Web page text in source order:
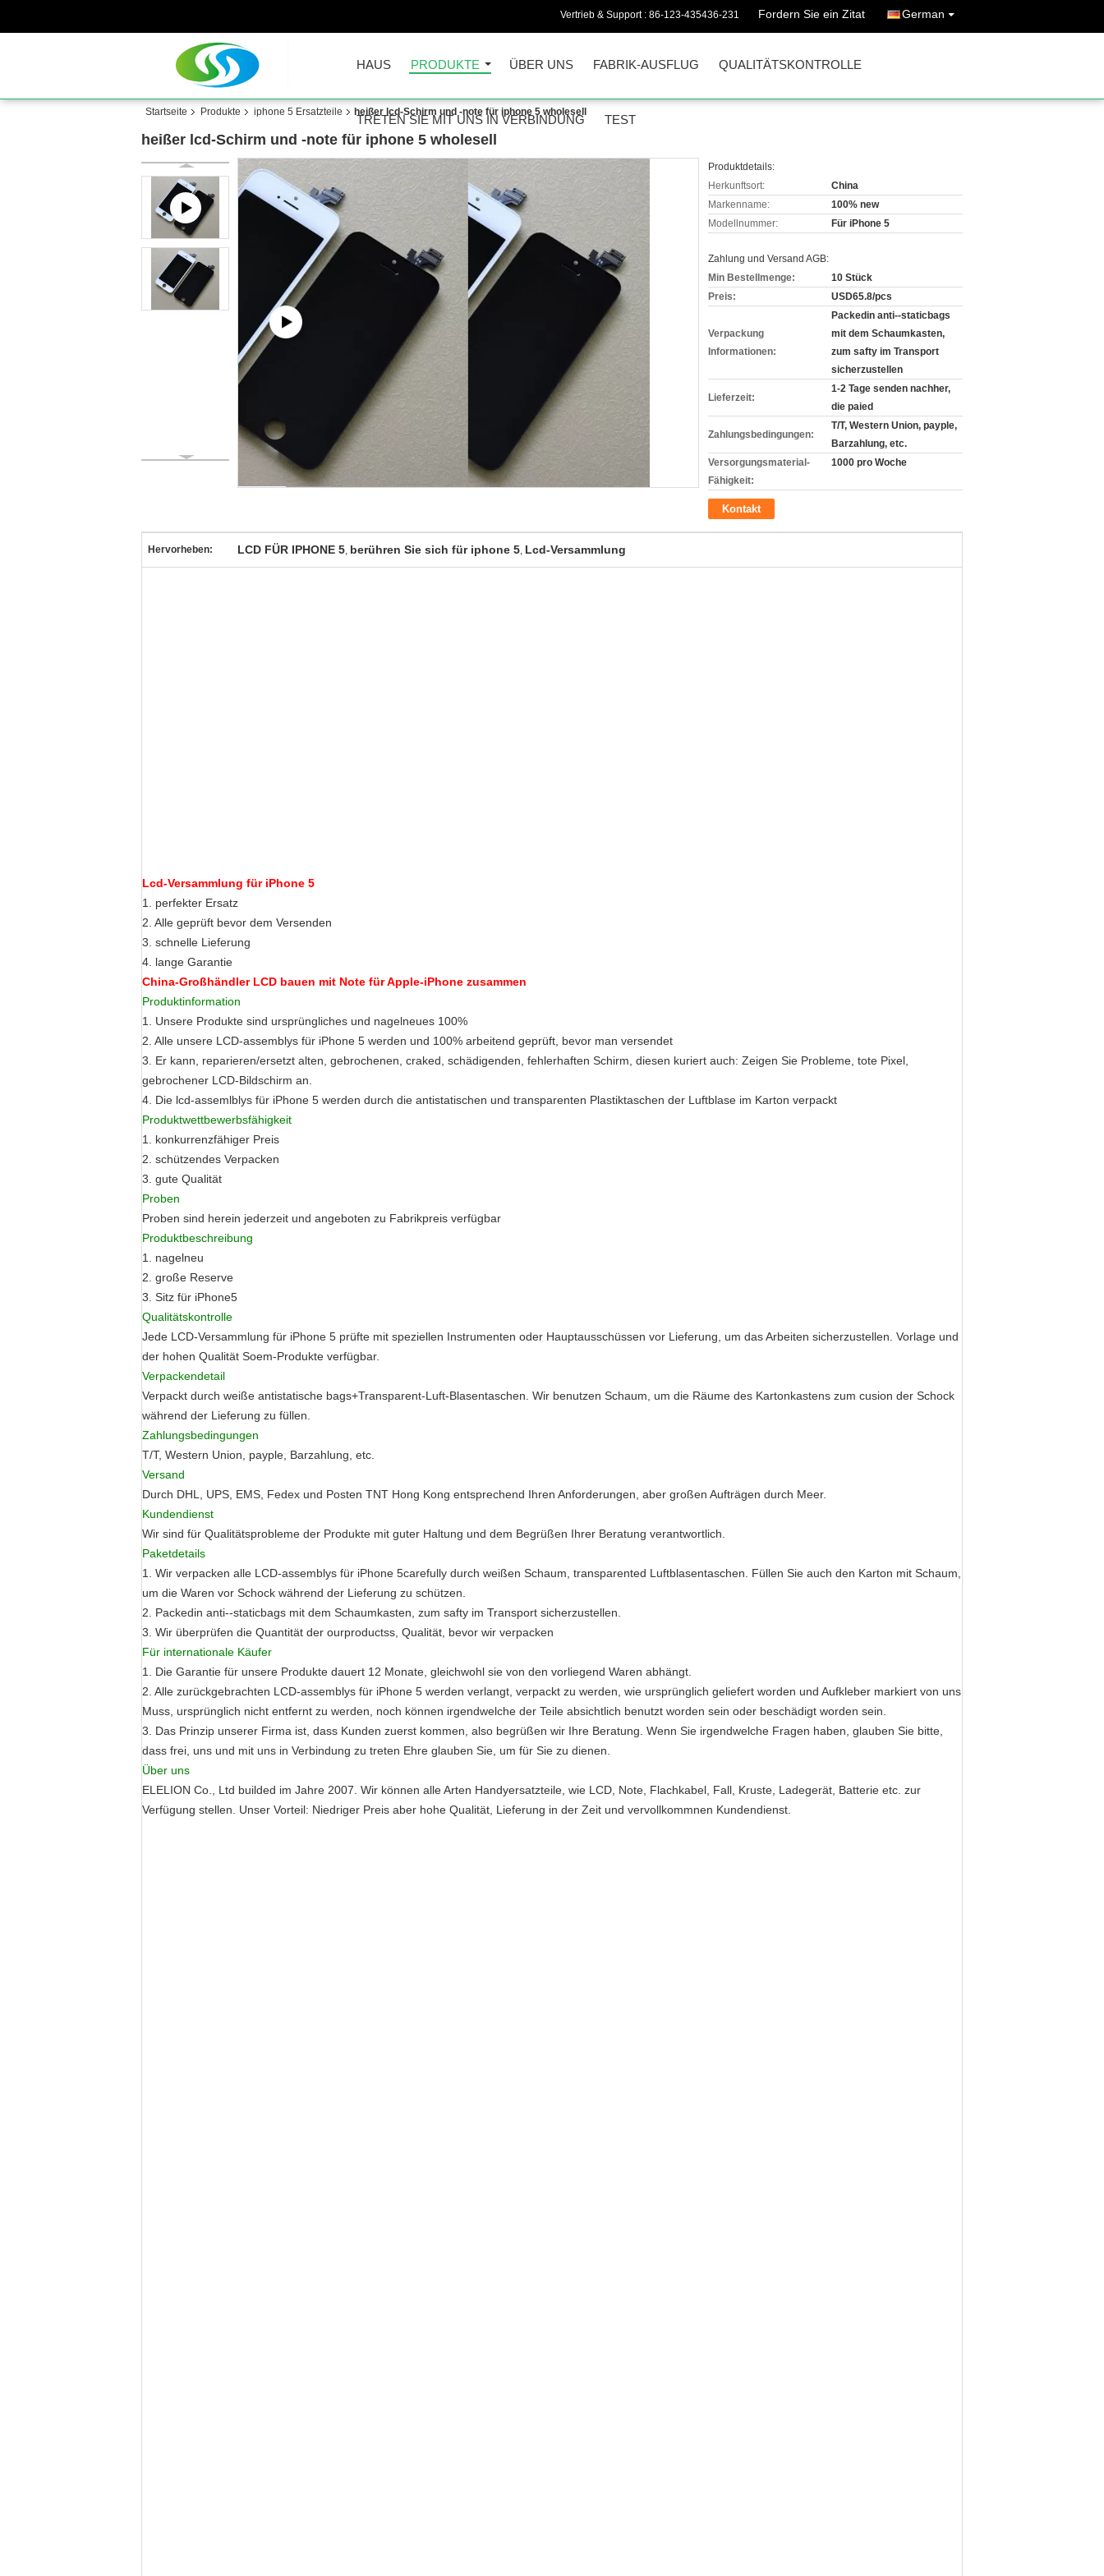
Vertrieb & Support : 86-123-435436-231 Fordern Sie ein Zitat German
HAUS PRODUKTE ÜBER UNS FABRIK-AUSFLUG QUALITÄTSKONTROLLE
TRETEN SIE MIT UNS IN VERBINDUNG TEST
Startseite Produkte iphone 5 Ersatzteile heißer lcd-Schirm und -note für iphone 5 wholesell
heißer lcd-Schirm und -note für iphone 5 wholesell
Produktdetails:
Herkunftsort:
China
Markenname:
100% new
Modellnummer:
Für iPhone 5
Zahlung und Versand AGB:
Min Bestellmenge:
10 Stück
Preis:
USD65.8/pcs
Verpackung
Informationen:
Packedin anti--staticbags
mit dem Schaumkasten,
zum safty im Transport
sicherzustellen
Lieferzeit:
1-2 Tage senden nachher,
die paied
Zahlungsbedingungen:
T/T, Western Union, payple,
Barzahlung, etc.
Versorgungsmaterial-
Fähigkeit:
1000 pro Woche
Kontakt
Hervorheben: LCD FÜR IPHONE 5, berühren Sie sich für iphone 5, Lcd-Versammlung
Lcd-Versammlung für iPhone 5
1. perfekter Ersatz
2. Alle geprüft bevor dem Versenden
3. schnelle Lieferung
4. lange Garantie
China-Großhändler LCD bauen mit Note für Apple-iPhone zusammen
Produktinformation
1. Unsere Produkte sind ursprüngliches und nagelneues 100%
2. Alle unsere LCD-assemblys für iPhone 5 werden und 100% arbeitend geprüft, bevor man versendet
3. Er kann, reparieren/ersetzt alten, gebrochenen, craked, schädigenden, fehlerhaften Schirm, diesen kuriert auch: Zeigen Sie Probleme, tote Pixel,
gebrochener LCD-Bildschirm an.
4. Die lcd-assemlblys für iPhone 5 werden durch die antistatischen und transparenten Plastiktaschen der Luftblase im Karton verpackt
Produktwettbewerbsfähigkeit
1. konkurrenzfähiger Preis
2. schützendes Verpacken
3. gute Qualität
Proben
Proben sind herein jederzeit und angeboten zu Fabrikpreis verfügbar
Produktbeschreibung
1. nagelneu
2. große Reserve
3. Sitz für iPhone5
Qualitätskontrolle
Jede LCD-Versammlung für iPhone 5 prüfte mit speziellen Instrumenten oder Hauptausschüssen vor Lieferung, um das Arbeiten sicherzustellen. Vorlage und
der hohen Qualität Soem-Produkte verfügbar.
Verpackendetail
Verpackt durch weiße antistatische bags+Transparent-Luft-Blasentaschen. Wir benutzen Schaum, um die Räume des Kartonkastens zum cusion der Schock
während der Lieferung zu füllen.
Zahlungsbedingungen
T/T, Western Union, payple, Barzahlung, etc.
Versand
Durch DHL, UPS, EMS, Fedex und Posten TNT Hong Kong entsprechend Ihren Anforderungen, aber großen Aufträgen durch Meer.
Kundendienst
Wir sind für Qualitätsprobleme der Produkte mit guter Haltung und dem Begrüßen Ihrer Beratung verantwortlich.
Paketdetails
1. Wir verpacken alle LCD-assemblys für iPhone 5carefully durch weißen Schaum, transparented Luftblasentaschen. Füllen Sie auch den Karton mit Schaum,
um die Waren vor Schock während der Lieferung zu schützen.
2. Packedin anti--staticbags mit dem Schaumkasten, zum safty im Transport sicherzustellen.
3. Wir überprüfen die Quantität der ourproductss, Qualität, bevor wir verpacken
Für internationale Käufer
1. Die Garantie für unsere Produkte dauert 12 Monate, gleichwohl sie von den vorliegend Waren abhängt.
2. Alle zurückgebrachten LCD-assemblys für iPhone 5 werden verlangt, verpackt zu werden, wie ursprünglich geliefert worden und Aufkleber markiert von uns
Muss, ursprünglich nicht entfernt zu werden, noch können irgendwelche der Teile absichtlich benutzt worden sein oder beschädigt worden sein.
3. Das Prinzip unserer Firma ist, dass Kunden zuerst kommen, also begrüßen wir Ihre Beratung. Wenn Sie irgendwelche Fragen haben, glauben Sie bitte,
dass frei, uns und mit uns in Verbindung zu treten Ehre glauben Sie, um für Sie zu dienen.
Über uns
ELELION Co., Ltd builded im Jahre 2007. Wir können alle Arten Handyersatzteile, wie LCD, Note, Flachkabel, Fall, Kruste, Ladegerät, Batterie etc. zur
Verfügung stellen. Unser Vorteil: Niedriger Preis aber hohe Qualität, Lieferung in der Zeit und vervollkommnen Kundendienst.